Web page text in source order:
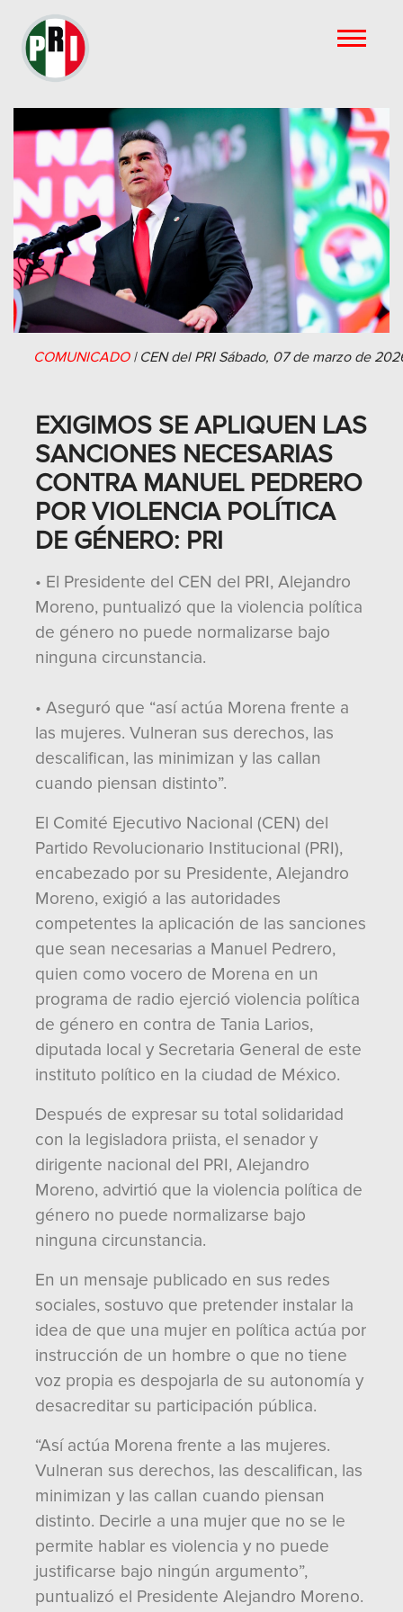
COMUNICADO| CEN del PRI Sábado, 07 de marzo de
EXIGIMOS SE APLIQUEN LAS
SANCIONES NECESARIAS
CONTRA MANUEL PEDRERO
POR VIOLENCIA POLÍTICA
DE GÉNERO: PRI
• El Presidente del CEN del PRI, Alejandro
Moreno, puntualizó que la violencia política
de género no puede normalizarse bajo
ninguna circunstancia.
• Aseguró que “así actúa Morena frente a
las mujeres. Vulneran sus derechos, las
descalifican, las minimizan y las callan
cuando piensan distinto”.
El Comité Ejecutivo Nacional (CEN) del
Partido Revolucionario Institucional (PRI),
encabezado por su Presidente, Alejandro
Moreno, exigió a las autoridades
competentes la aplicación de las sanciones
que sean necesarias a Manuel Pedrero,
quien como vocero de Morena en un
programa de radio ejerció violencia política
de género en contra de Tania Larios,
diputada local y Secretaria General de este
instituto político en la ciudad de México.
Después de expresar su total solidaridad
con la legisladora priista, el senador y
dirigente nacional del PRI, Alejandro
Moreno, advirtió que la violencia política de
género no puede normalizarse bajo
ninguna circunstancia.
En un mensaje publicado en sus redes
sociales, sostuvo que pretender instalar la
idea de que una mujer en política actúa por
instrucción de un hombre o que no tiene
voz propia es despojarla de su autonomía y
desacreditar su participación pública.
“Así actúa Morena frente a las mujeres.
Vulneran sus derechos, las descalifican, las
minimizan y las callan cuando piensan
distinto. Decirle a una mujer que no se le
permite hablar es violencia y no puede
justificarse bajo ningún argumento”,
puntualizó el Presidente Alejandro Moreno.